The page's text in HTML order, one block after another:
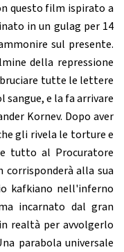
questo film ispirato a
in un gulag per 14
sul presente.
della repressione
tutte le lettere
sangue, e la fa arrivare
Kornev. Dopo aver
gli rivela le torture e
tutto al Procuratore
corrisponderà alla sua
kafkiano nell'inferno
incarnato dal gran
realtà per avvolgerlo
parabola universale